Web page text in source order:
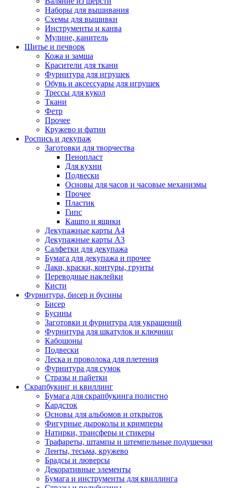
Наборы для вышивания
Схемы для вышивки
Инструменты и канва
Мулине, канитель
Шитье и печворк
Кожа и замша
Красители для ткани
Фурнитура для игрушек
Обувь и аксессуары для игрушек
Трессы для кукол
Ткани
Фетр
Прочее
Кружево и фатин
Роспись и декупаж
Заготовки для творчества
Пенопласт
Для кухни
Подвески
Основы для часов и часовые механизмы
Прочее
Пластик
Гипс
Кашпо и ящики
Декупажные карты А4
Декупажные карты А3
Салфетки для декупажа
Бумага для декупажа и прочее
Лаки, краски, контуры, грунты
Переводные наклейки
Кисти
Фурнитура, бисер и бусины
Бисер
Бусины
Заготовки и фурнитура для украшений
Фурнитура для шкатулок и ключниц
Кабошоны
Подвески
Леска и проволока для плетения
Фурнитура для сумок
Стразы и пайетки
Скрапбукинг и квиллинг
Бумага для скрапбукинга полистно
Кардсток
Основы для альбомов и открыток
Фигурные дыроколы и кримперы
Натирки, трансферы и стикеры
Трафареты, штампы и штемпельные подушечки
Ленты, тесьма, кружево
Брадсы и люверсы
Декоративные элементы
Бумага и инструменты для квиллинга